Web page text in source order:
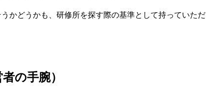
かどうかも、研修所を探す際の基準として持っていただ
の手腕）